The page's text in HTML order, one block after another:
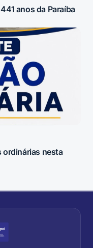
anos da Paraíba
ordinárias nesta